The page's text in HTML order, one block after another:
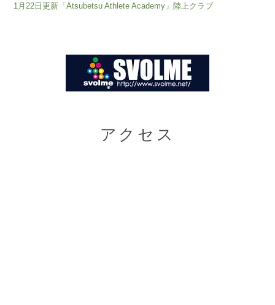
1月22日更新「Atsubetsu Athlete Academy」陸上クラブ
アクセス